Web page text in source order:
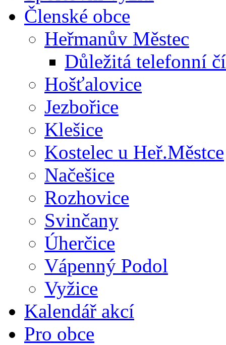
Členské obce
Heřmanův Městec
Důležitá telefonní
Hošťalovice
Jezbořice
Klešice
Kostelec u Heř.Městce
Načešice
Rozhovice
Svinčany
Úherčice
Vápenný Podol
Vyžice
Kalendář akcí
Pro obce